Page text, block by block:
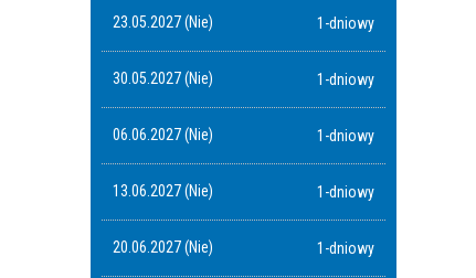
23.05.2027 (Nie) 1-dniowy
30.05.2027 (Nie) 1-dniowy
06.06.2027 (Nie) 1-dniowy
13.06.2027 (Nie) 1-dniowy
20.06.2027 (Nie) 1-dniowy